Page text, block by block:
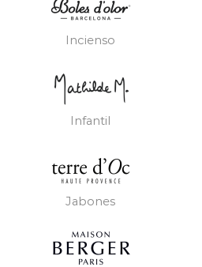
Incienso
Infantil
Jabones